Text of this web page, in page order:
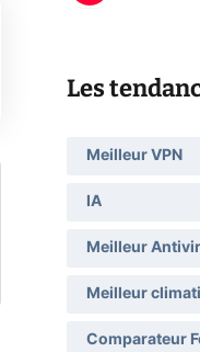
Les
Meilleur VPN
IA
Meilleur
Meilleur
Comparateur